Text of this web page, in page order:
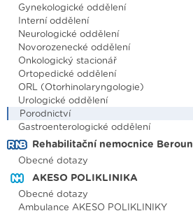
Gynekologické oddělení
Interní oddělení
Neurologické oddělení
Novorozenecké oddělení
Onkologický stacionář
Ortopedické oddělení
ORL (Otorhinolaryngologie)
Urologické oddělení
Porodnictví
Gastroenterologické oddělení
Rehabilitační nemocnice Beroun
Obecné dotazy
AKESO POLIKLINIKA
Obecné dotazy
Ambulance AKESO POLIKLINIKY